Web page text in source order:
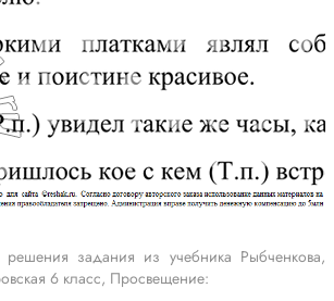
решения задания из учебника Рыбченкова,
6 класс, Просвещение: